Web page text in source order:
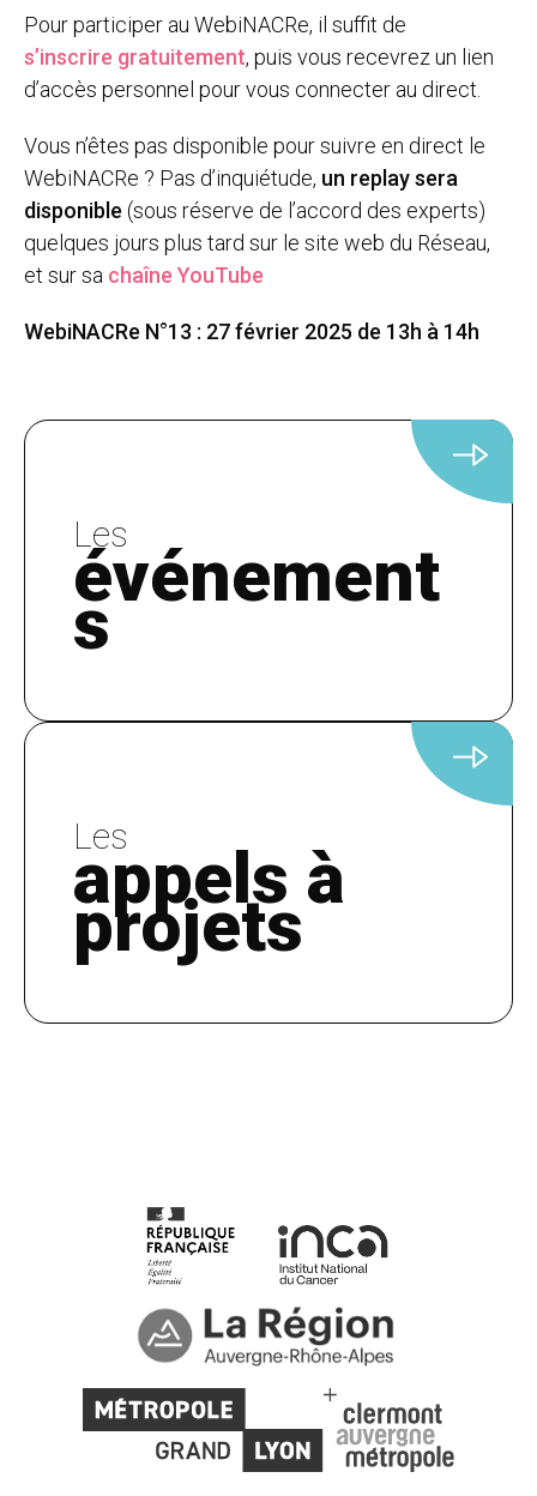
Pour participer au WebiNACRe, il suffit de
s’inscrire gratuitement, puis vous recevrez un lien
d’accès personnel pour vous connecter au direct.
Vous n’êtes pas disponible pour suivre en direct le
WebiNACRe ? Pas d’inquiétude, un replay sera
disponible (sous réserve de l’accord des experts)
quelques jours plus tard sur le site web du Réseau,
et sur sa chaîne YouTube
WebiNACRe N°13 : 27 février 2025 de 13h à 14h
Les
événement
s
Les
appels à
projets